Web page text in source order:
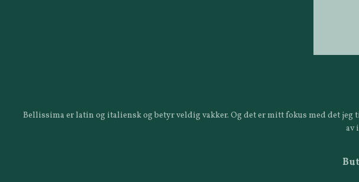
Bellissima er latin og italiensk og betyr veldig vakker. Og det er mitt fokus med det
av